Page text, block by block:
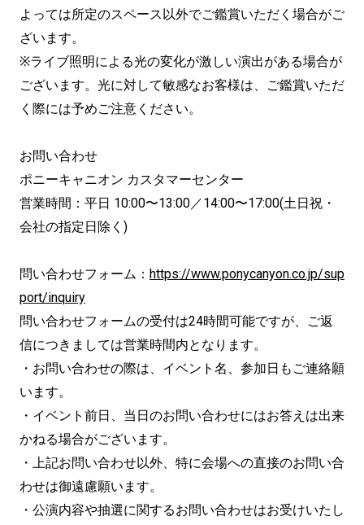
よっては所定のスペース以外でご鑑賞いただく場合がご
ざいます。
※ライブ照明による光の変化が激しい演出がある場合が
ございます。光に対して敏感なお客様は、ご鑑賞いただ
く際には予めご注意ください。
お問い合わせ
ポニーキャニオン カスタマーセンター
営業時間：平日 10:00〜13:00／14:00〜17:00(土日祝・
会社の指定日除く)
問い合わせフォーム： https://www.ponycanyon.co.jp/sup
port/inquiry
問い合わせフォームの受付は24時間可能ですが、ご返
信につきましては営業時間内となります。
・お問い合わせの際は、イベント名、参加日もご連絡願
います。
・イベント前日、当日のお問い合わせにはお答えは出来
かねる場合がございます。
・上記お問い合わせ以外、特に会場への直接のお問い合
わせは御遠慮願います。
・公演内容や抽選に関するお問い合わせはお受けいたし